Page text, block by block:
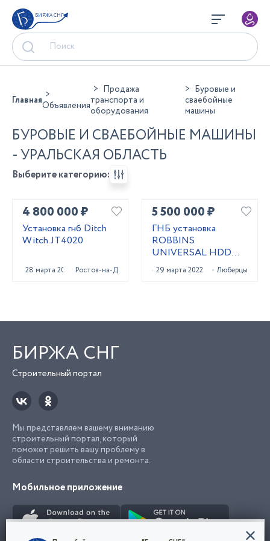
БИРЖА СНГ
ГлавнаяОбъявления
Продажа
транспорта и
оборудования
Буровые и
сваебойные
машины
БУРОВЫЕ И СВАЕБОЙНЫЕ МАШИНЫ
- УРАЛЬСКАЯ ОБЛАСТЬ
Выберите категорию:
4 800 000 ₽
Установка гнб Ditch
Witch JT4020
28 марта 2023 Ростов-на-Дону
5 500 000 ₽
ГНБ установка
ROBBINS
UNIVERSAL HDD
UNI 24x40
29 марта 2022 Люберцы
БИРЖА СНГ
Строительный портал
Мы представляем вашему вниманию
строительный портал, который
поможет решить вашу проблему в
области строительства и ремонта.
Мобильное приложение